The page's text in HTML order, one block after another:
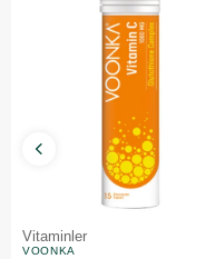
Vitaminler
VOONKA